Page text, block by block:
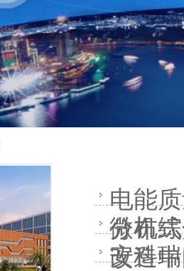
电能
分布
微机
改造
安科